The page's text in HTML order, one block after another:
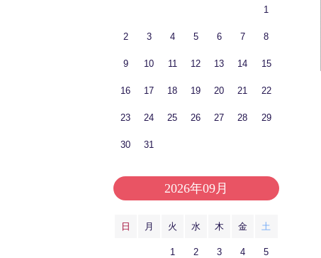
1
2 3 4 5 6 7 8
9 10 11 12 13 14 15
16 17 18 19 20 21 22
23 24 25 26 27 28 29
30 31
2026年09月
日 月 火 水 木 金 土
1 2 3 4 5